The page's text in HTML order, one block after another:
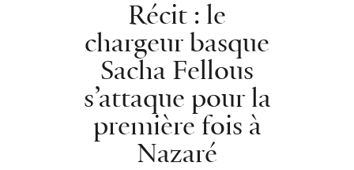
Récit : le
chargeur basque
Sacha Fellous
s’attaque pour la
première fois à
Nazaré